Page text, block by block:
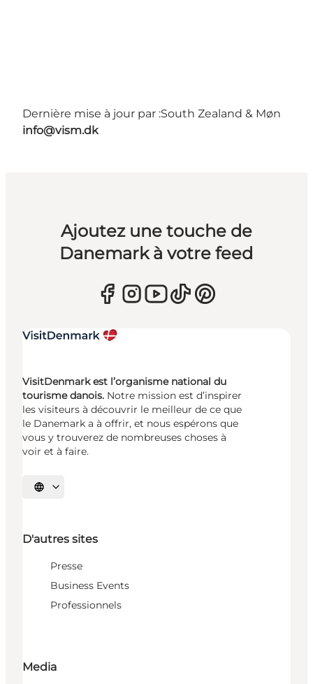
Dernière mise à jour par :South Zealand & Møn
info@vism.dk
Ajoutez une touche de
Danemark à votre feed
VisitDenmark est l’organisme national du
tourisme danois. Notre mission est d’inspirer
les visiteurs à découvrir le meilleur de ce que
le Danemark a à offrir, et nous espérons que
vous y trouverez de nombreuses choses à
voir et à faire.
Choisissez la langue
D'autres sites
Presse
Business Events
Professionnels
Media